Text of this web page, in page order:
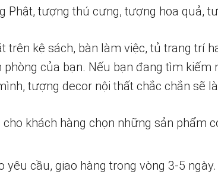
Phật, tượng thú cưng, tượng hoa quả,
kệ sách, bàn làm việc, tủ trang trí
của bạn. Nếu bạn đang tìm kiếm
tượng decor nội thất chắc chắn sẽ
khách hàng chọn những sản phẩm
yêu cầu, giao hàng trong vòng 3-5 ngày.